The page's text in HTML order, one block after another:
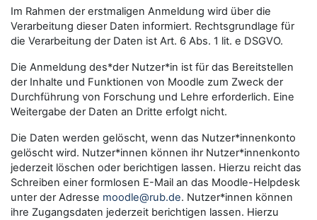
Im Rahmen der erstmaligen Anmeldung wird über die
Verarbeitung dieser Daten informiert. Rechtsgrundlage für
die Verarbeitung der Daten ist Art. 6 Abs. 1 lit. e DSGVO.
Die Anmeldung des*der Nutzer*in ist für das Bereitstellen
der Inhalte und Funktionen von Moodle zum Zweck der
Durchführung von Forschung und Lehre erforderlich. Eine
Weitergabe der Daten an Dritte erfolgt nicht.
Die Daten werden gelöscht, wenn das Nutzer*innenkonto
gelöscht wird. Nutzer*innen können ihr Nutzer*innenkonto
jederzeit löschen oder berichtigen lassen. Hierzu reicht das
Schreiben einer formlosen E-Mail an das Moodle-Helpdesk
unter der Adresse moodle@rub.de. Nutzer*innen können
ihre Zugangsdaten jederzeit berichtigen lassen. Hierzu